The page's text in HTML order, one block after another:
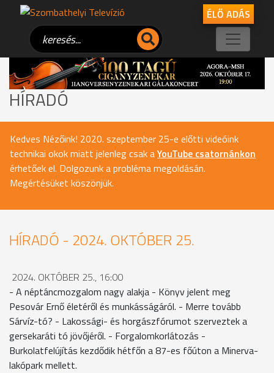
ÉLŐ ADÁS
HÍRADÓ
Kedves Nézőink! 2020. szeptember 25-e előtti videóink
technikai okok miatt jelenleg csak aYouTube csatornánkon
érhetőek el. Dolgozunk a probléma megoldásán.
Megértésüket köszönjük.
HÍRADÓ - 2024. OKTÓBER 25.
2024. OKTÓBER 25., 16:00
- A néptáncmozgalom nagy alakja - Könyv jelent meg
Pesovár Ernő életéről és munkásságáról. - Merre tovább
Sárvíz-tó? - Lakossági- és horgászfórumot szerveztek a
gersekaráti tó jövőjéről. - Forgalomkorlátozás -
Burkolatfelújítás kezdődik hétfőn a 87-es főúton a Minerva-
lakópark mellett.